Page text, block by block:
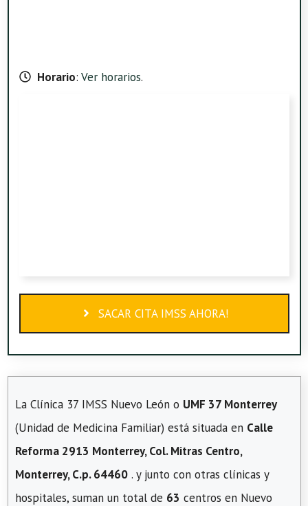
Horario: Ver horarios.
SACAR CITA IMSS AHORA!
La Clínica 37 IMSS Nuevo León o UMF 37 Monterrey
(Unidad de Medicina Familiar) está situada en Calle
Reforma 2913 Monterrey, Col. Mitras Centro,
Monterrey, C.p. 64460 . y junto con otras clínicas y
hospitales, suman un total de 63 centros en Nuevo